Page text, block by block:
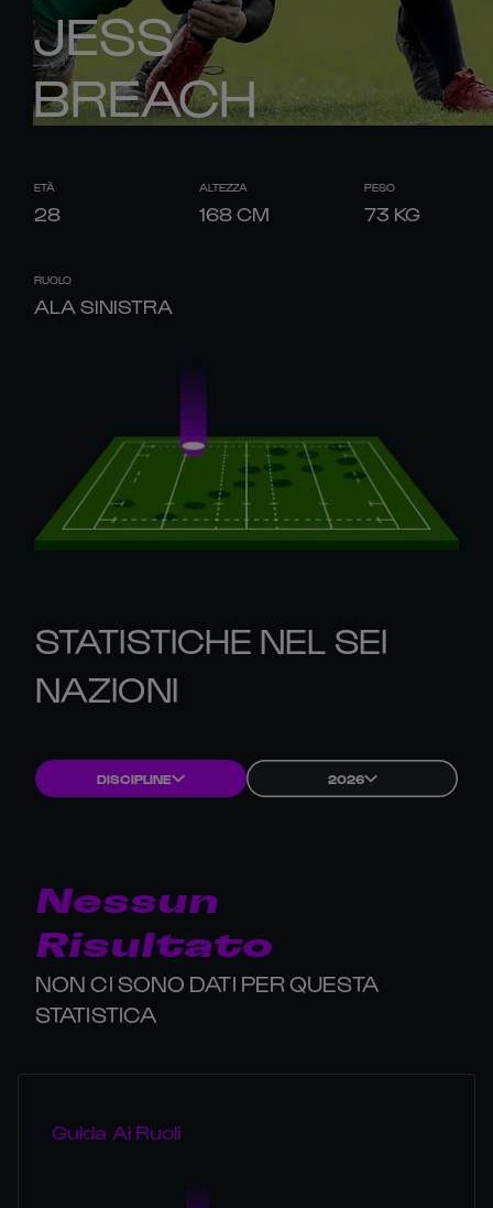
JESS
BREACH
ETÀ
28
ALTEZZA
168CM
PESO
73 KG
RUOLO
ALA SINISTRA
STATISTICHE NEL SEI
NAZIONI
DISCIPLINE 2026
Nessun
Risultato
NON CI SONO DATI PER QUESTA
STATISTICA
Guida Ai Ruoli